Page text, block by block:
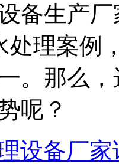
备生产
处理案例
。那么
呢？
设备厂